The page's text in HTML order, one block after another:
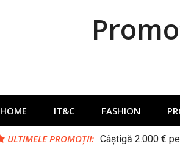
HOME IT&C FASHION
ULTIMELE PROMOȚII: Câștigă 2.000 €